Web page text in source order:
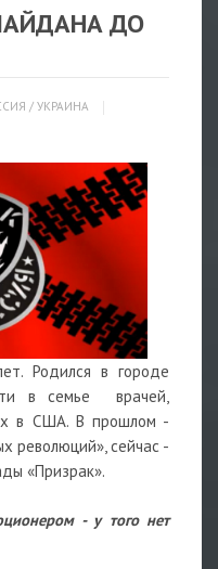
ДО
/ УКРАИНА
Родился в городе
в семье врачей,
в США. В прошлом -
революций», сейчас -
«Призрак».
- у того нет